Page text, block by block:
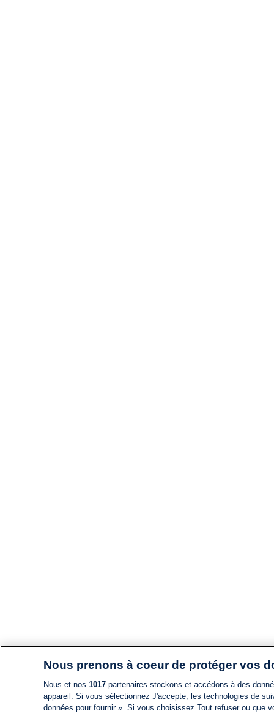
Nous prenons à coeur de protéger vos
Nous et nos 1017partenaires stockons et accédons à des
appareil. Si vous sélectionnez J'accepte, les technologies de
données pour fournir ». Si vous choisissez Tout refuser ou